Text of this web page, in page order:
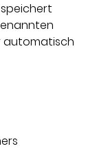
automatisch